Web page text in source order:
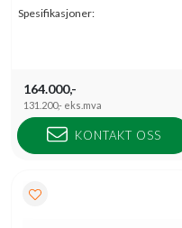
Spesifikasjoner:
164.000,-
131.200,- eks.mva
KONTAKT OSS